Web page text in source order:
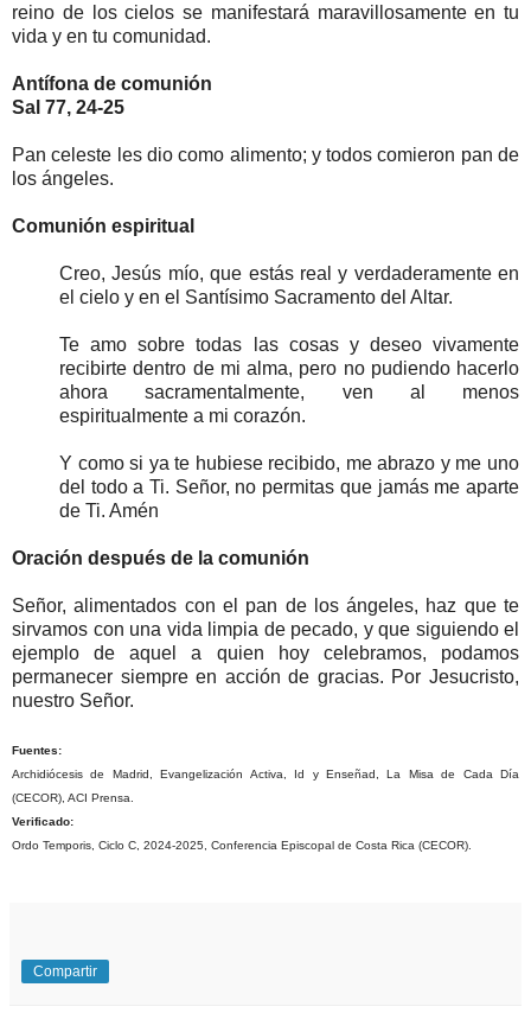
reino de los cielos se manifestará maravillosamente en tu
vida y en tu comunidad.
Antífona de comunión
Sal 77, 24-25
Pan celeste les dio como alimento; y todos comieron pan de
los ángeles.
Comunión espiritual
Creo, Jesús mío, que estás real y verdaderamente en
el cielo y en el Santísimo Sacramento del Altar.
Te amo sobre todas las cosas y deseo vivamente
recibirte dentro de mi alma, pero no pudiendo hacerlo
ahora sacramentalmente, ven al menos
espiritualmente a mi corazón.
Y como si ya te hubiese recibido, me abrazo y me uno
del todo a Ti. Señor, no permitas que jamás me aparte
de Ti. Amén
Oración después de la comunión
Señor, alimentados con el pan de los ángeles, haz que te
sirvamos con una vida limpia de pecado, y que siguiendo el
ejemplo de aquel a quien hoy celebramos, podamos
permanecer siempre en acción de gracias. Por Jesucristo,
nuestro Señor.
Fuentes:
Archidiócesis de Madrid, Evangelización Activa, Id y Enseñad, La Misa de Cada Día
(CECOR), ACI Prensa.
Verificado:
Ordo Temporis, Ciclo C, 2024-2025, Conferencia Episcopal de Costa Rica (CECOR).
Compartir